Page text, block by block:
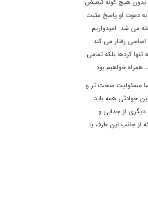
بدون هیچ گونه تبعیض
به دعوت او پاسخ مثبت
می شد. امیدواریم
اساسی رفتار می کند
کردها بلکه تمامی
همراه خواهیم بود.
مسئولیت سخت تر و
حوادثی همه باید
دیگری از جدایی و
از جانب این طرف یا